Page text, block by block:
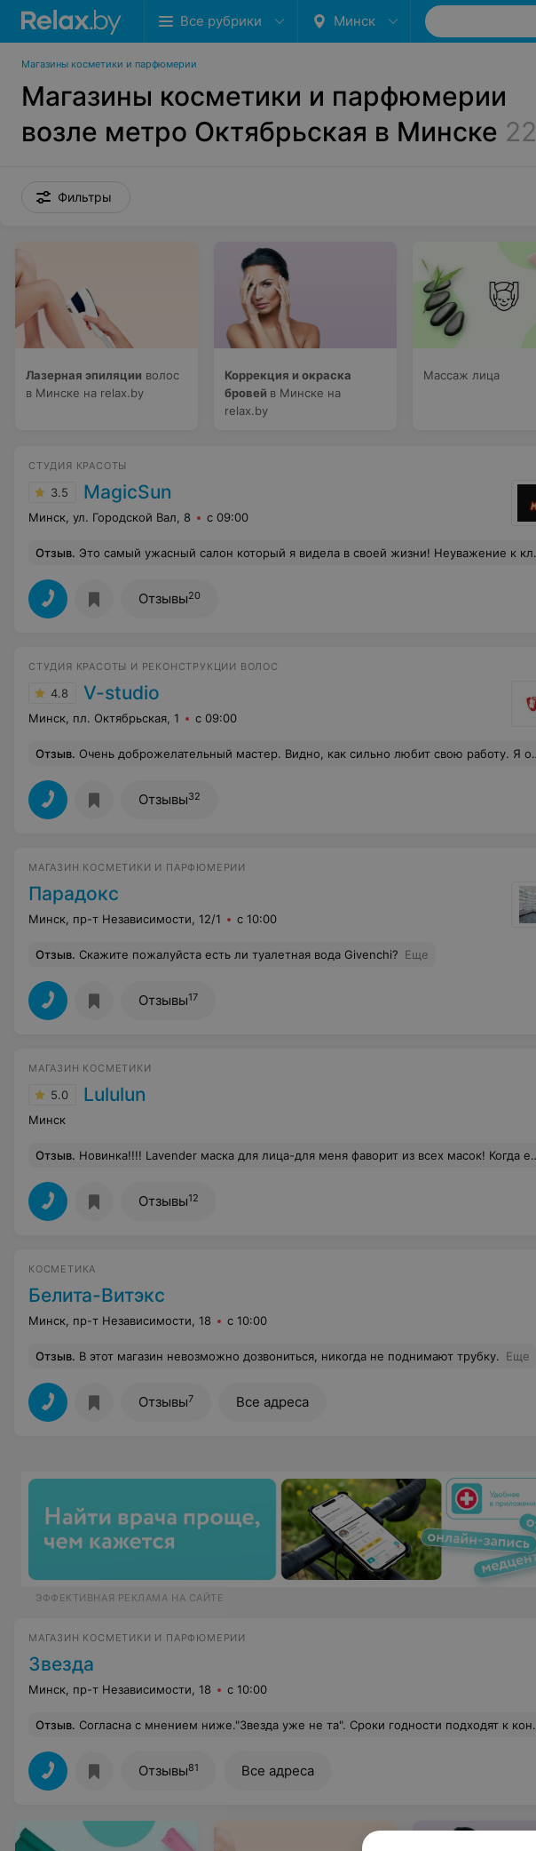
Все рубрики Минск
Магазины косметики и парфюмерии
Магазины косметики и парфюмерии
возле метро Октябрьская в Минске 22
Фильтры
Лазерная эпиляции волос
в Минске на relax.by
Коррекция и окраска
бровей в Минске на
relax.by
Массаж лица
СТУДИЯ КРАСОТЫ
3.5 MagicSun
Минск, ул. Городской Вал, 8 с 09:00
Отзыв. Это самый ужасный салон который я видела в своей жизни! Неуважение к клиентам просто какой то подвал а не салон! Ни на одну услугу не записаться вечно какие то проблемы. То нет мастера в самый последний момент перед записью за 2 недели до , то программа не работает, то вы записаны на консультацию а не на услугу (хотя консультации даже в выборе услуг нет на данную процедуру), то у нас нет расходников для оказания услуги , и это на протяжении 2 месяцев невозможно реализовать подаренный за деньги сертификат все что они могут предложить это ногтики и бровки за космос деньги не тратьте свое время на данный салон не дарите абонементы испортите только свое настроение и нервы будут в полном порядке ! Этой бумажкой только кое-где подтереть уж простите за мой гнев на так я еще в салоны не ходила за свои годы а сегодняшняя запись стала просто точкой не возврата и моего гневного комментария
Отзывы20
СТУДИЯ КРАСОТЫ И РЕКОНСТРУКЦИИ ВОЛОС
4.8 V-studio
Минск, пл. Октябрьская, 1 с 09:00
Отзыв. Очень доброжелательный мастер. Видно, как сильно любит свою работу. Я очень осталось довольна цветом и качеством своих волос. Теперь только к Кристине.
Отзывы32
МАГАЗИН КОСМЕТИКИ И ПАРФЮМЕРИИ
Парадокс
Минск, пр-т Независимости, 12/1 с 10:00
Отзыв. Скажите пожалуйста есть ли туалетная вода Givenchi? Еще
Отзывы17
МАГАЗИН КОСМЕТИКИ
5.0 Lululun
Минск
Отзыв. Новинка!!!! Lavender маска для лица-для меня фаворит из всех масок! Когда ее наношу мне кажется это просто бомба,ничего лучше моя кожа не испытывала,а аромат - мне кажется он такой расслабляющий ,знаете прям ароматерапия. Я в восторге от нее,запах,действия и такая увлажняющая,просто нечто.
Отзывы12
КОСМЕТИКА
Белита-Витэкс
Минск, пр-т Независимости, 18 с 10:00
Отзыв. В этот магазин невозможно дозвониться, никогда не поднимают трубку. Еще
Отзывы7 Все адреса
ЭФФЕКТИВНАЯ РЕКЛАМА НА САЙТЕ
МАГАЗИН КОСМЕТИКИ И ПАРФЮМЕРИИ
Звезда
Минск, пр-т Независимости, 18 с 10:00
Отзыв. Согласна с мнением ниже."Звезда уже не та". Сроки годности подходят к концу - задавятся, но не дадут скидку. Лично я пользуюсь разными пудрами, и они долго могут у меня лежать без дела, не вижу смысла покупать на 2 -3 месяца, т.к срок годности ограничен. Дисконтных карт не выдают, даже при максимальной покупке. В Арене подобрали тональный Герлен вообще оранжевого цвета.
Отзывы81 Все адреса